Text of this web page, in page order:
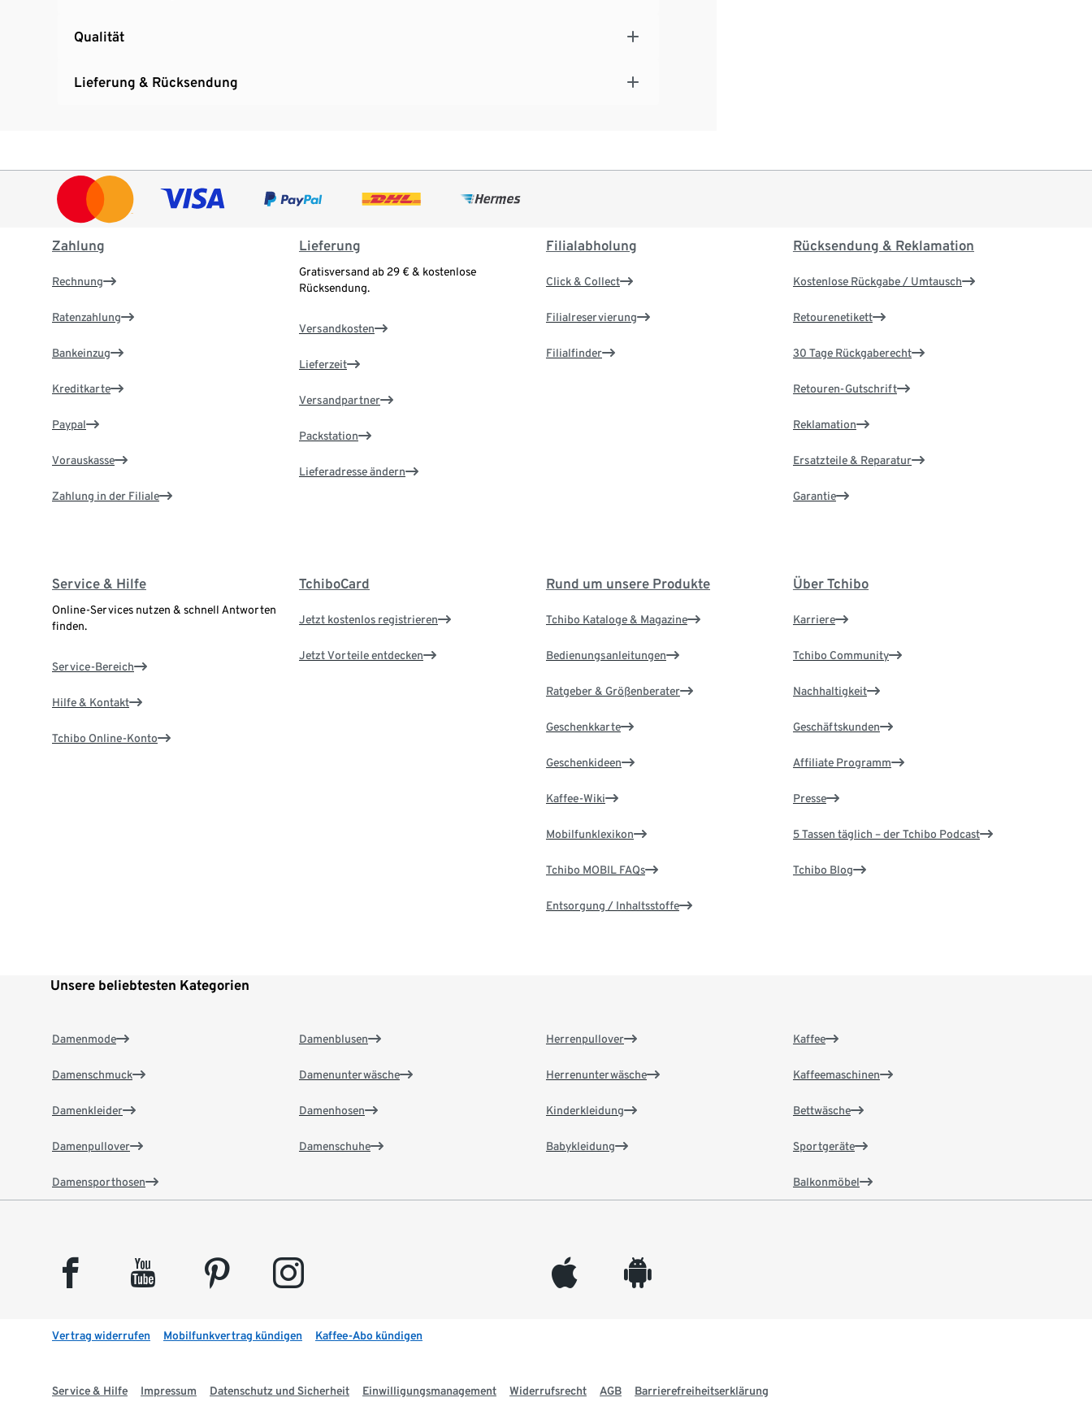
Qualität
Lieferung & Rücksendung
Zahlung
Rechnung
Ratenzahlung
Bankeinzug
Kreditkarte
Paypal
Vorauskasse
Zahlung in der Filiale
Lieferung
Gratisversand ab 29 € & kostenlose
Rücksendung.
Versandkosten
Lieferzeit
Versandpartner
Packstation
Lieferadresse ändern
Filialabholung
Click & Collect
Filialreservierung
Filialfinder
Rücksendung & Reklamation
Kostenlose Rückgabe / Umtausch
Retourenetikett
30 Tage Rückgaberecht
Retouren-Gutschrift
Reklamation
Ersatzteile & Reparatur
Garantie
Service & Hilfe
Online-Services nutzen & schnell Antworten
finden.
Service-Bereich
Hilfe & Kontakt
Tchibo Online-Konto
TchiboCard
Jetzt kostenlos registrieren
Jetzt Vorteile entdecken
Rund um unsere Produkte
Tchibo Kataloge & Magazine
Bedienungsanleitungen
Ratgeber & Größenberater
Geschenkkarte
Geschenkideen
Kaffee-Wiki
Mobilfunklexikon
Tchibo MOBIL FAQs
Entsorgung / Inhaltsstoffe
Über Tchibo
Karriere
Tchibo Community
Nachhaltigkeit
Geschäftskunden
Affiliate Programm
Presse
5 Tassen täglich – der Tchibo Podcast
Tchibo Blog
Unsere beliebtesten Kategorien
Damenmode
Damenschmuck
Damenkleider
Damenpullover
Damensporthosen
Damenblusen
Damenunterwäsche
Damenhosen
Damenschuhe
Herrenpullover
Herrenunterwäsche
Kinderkleidung
Babykleidung
Kaffee
Kaffeemaschinen
Bettwäsche
Sportgeräte
Balkonmöbel
facebook youtube pinterest instagram appleinc android
Vertrag widerrufen Mobilfunkvertrag kündigen Kaffee-Abo kündigen
Service & Hilfe Impressum Datenschutz und Sicherheit Einwilligungsmanagement Widerrufsrecht AGB Barrierefreiheitserklärung